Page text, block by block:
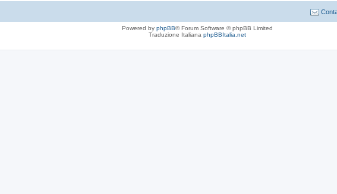
Powered by phpBB® Forum Software © phpBB Limited
Traduzione Italiana phpBBItalia.net